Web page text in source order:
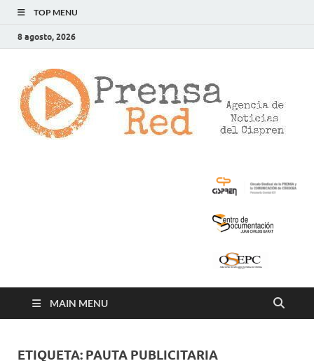
TOP MENU
8 agosto, 2026
MAIN MENU
ETIQUETA: PAUTA PUBLICITARIA